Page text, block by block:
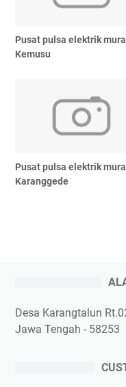
Pusat pulsa elektrik
Kemusu
Pusat pulsa elektrik
Karanggede
Desa Karangtalun
Jawa Tengah - 58253